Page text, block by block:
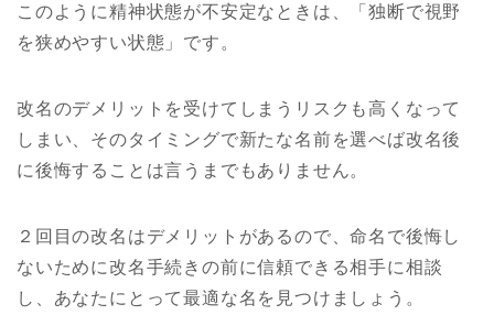
このように精神状態が不安定なときは、「独断で視野
を狭めやすい状態」です。
改名のデメリットを受けてしまうリスクも高くなって
しまい、そのタイミングで新たな名前を選べば改名後
に後悔することは言うまでもありません。
２回目の改名はデメリットがあるので、命名で後悔し
ないために改名手続きの前に信頼できる相手に相談
し、あなたにとって最適な名を見つけましょう。